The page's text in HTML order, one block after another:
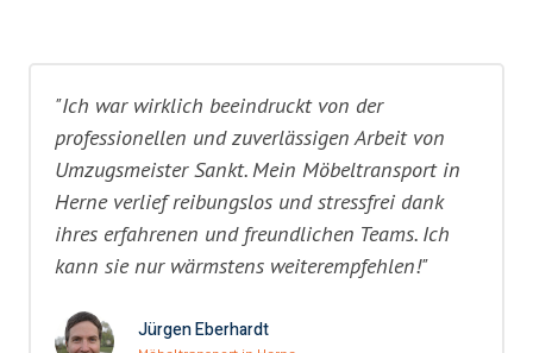
"Ich war wirklich beeindruckt von der
professionellen und zuverlässigen Arbeit von
Umzugsmeister Sankt. Mein Möbeltransport in
Herne verlief reibungslos und stressfrei dank
ihres erfahrenen und freundlichen Teams. Ich
kann sie nur wärmstens weiterempfehlen!"
Jürgen Eberhardt